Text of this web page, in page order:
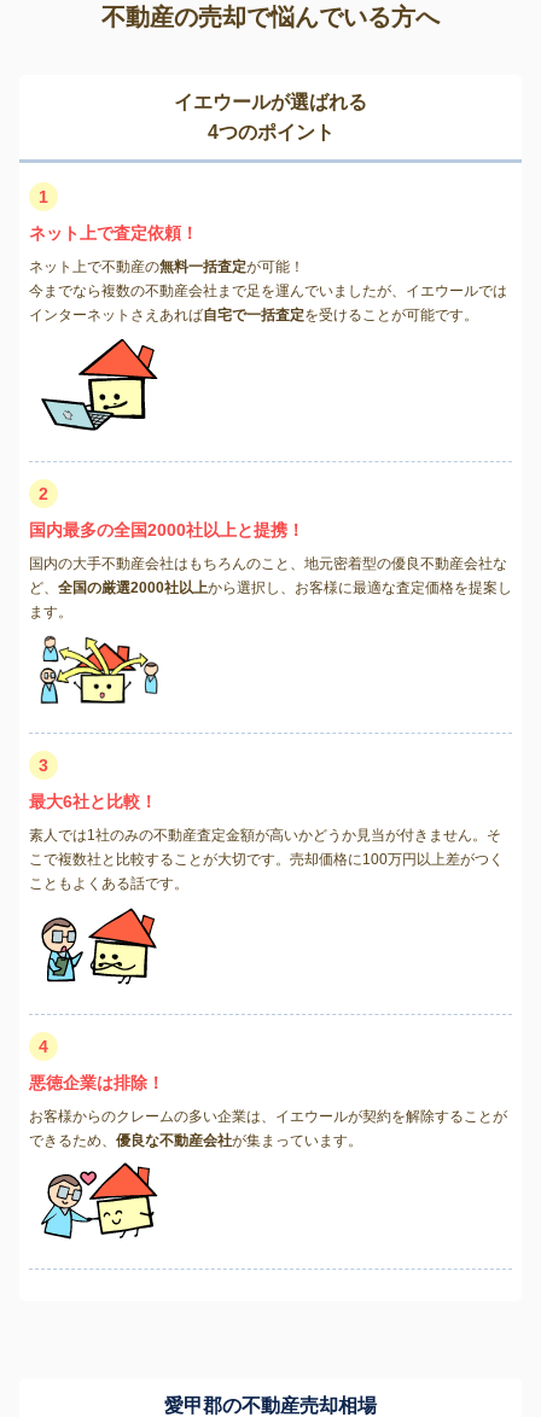
不動産の売却で悩んでいる方へ
イエウールが選ばれる
4つのポイント
1
ネット上で査定依頼！
ネット上で不動産の無料一括査定が可能！
今までなら複数の不動産会社まで足を運んでいましたが、イエウールでは
インターネットさえあれば自宅で一括査定を受けることが可能です。
2
国内最多の全国2000社以上と提携！
国内の大手不動産会社はもちろんのこと、地元密着型の優良不動産会社な
ど、 全国の厳選2000社以上から選択し、お客様に最適な査定価格を提案し
ます。
3
最大6社と比較！
素人では1社のみの不動産査定金額が高いかどうか見当が付きません。そ
こで複数社と比較することが大切です。売却価格に100万円以上差がつく
こともよくある話です。
4
悪徳企業は排除！
お客様からのクレームの多い企業は、イエウールが契約を解除することが
できるため、 優良な不動産会社が集まっています。
愛甲郡の不動産売却相場